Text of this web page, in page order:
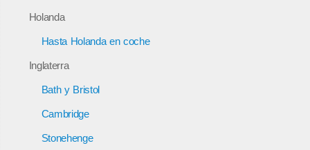
Holanda
Hasta Holanda en coche
Inglaterra
Bath y Bristol
Cambridge
Stonehenge